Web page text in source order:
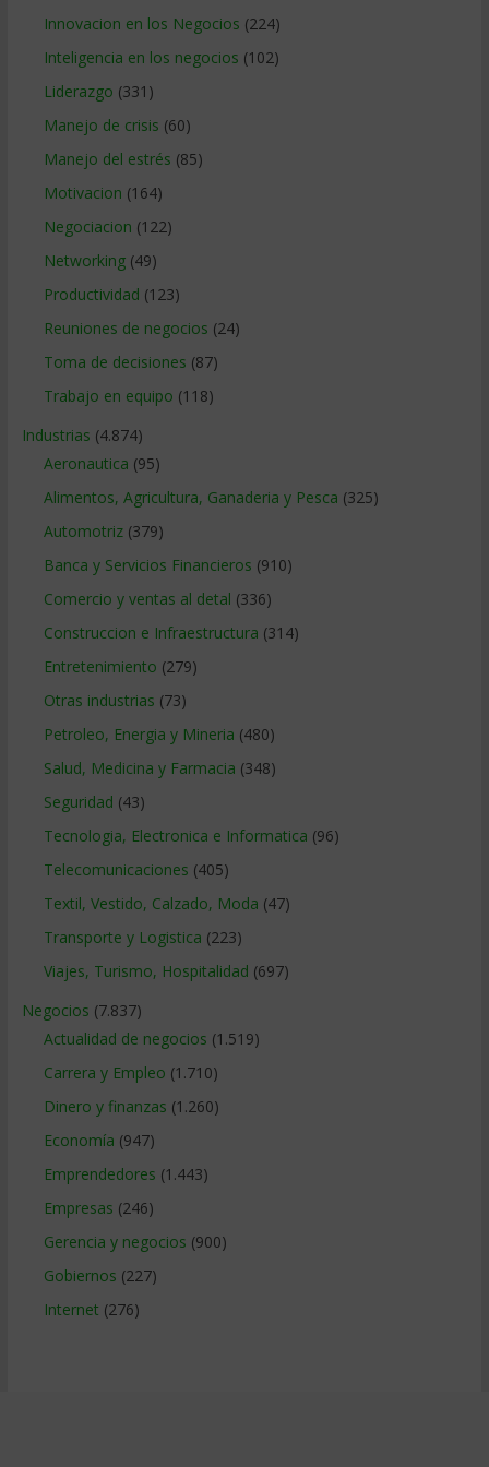
Innovacion en los Negocios (224)
Inteligencia en los negocios (102)
Liderazgo (331)
Manejo de crisis (60)
Manejo del estrés (85)
Motivacion (164)
Negociacion (122)
Networking(49)
Productividad (123)
Reuniones de negocios (24)
Toma de decisiones (87)
Trabajo en equipo (118)
Industrias (4.874)
Aeronautica (95)
Alimentos, Agricultura, Ganaderia y Pesca (325)
Automotriz(379)
Banca y Servicios Financieros (910)
Comercio y ventas al detal (336)
Construccion e Infraestructura (314)
Entretenimiento (279)
Otras industrias (73)
Petroleo, Energia y Mineria (480)
Salud, Medicina y Farmacia (348)
Seguridad (43)
Tecnologia, Electronica e Informatica (96)
Telecomunicaciones (405)
Textil, Vestido, Calzado, Moda (47)
Transporte y Logistica (223)
Viajes, Turismo, Hospitalidad (697)
Negocios (7.837)
Actualidad de negocios (1.519)
Carrera y Empleo (1.710)
Dinero y finanzas (1.260)
Economía (947)
Emprendedores (1.443)
Empresas (246)
Gerencia y negocios (900)
Gobiernos (227)
Internet (276)